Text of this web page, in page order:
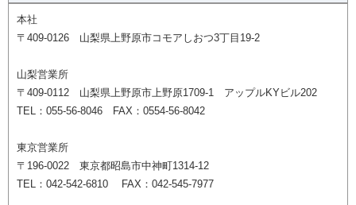
本社
〒409-0126 山梨県上野原市コモアしおつ3丁目19-2
山梨営業所
〒409-0112 山梨県上野原市上野原1709-1 アップルKYビル202
TEL：055-56-8046 FAX：0554-56-8042
東京営業所
〒196-0022 東京都昭島市中神町1314-12
TEL：042-542-6810 FAX：042-545-7977